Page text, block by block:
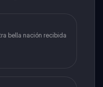
bella nación recibida